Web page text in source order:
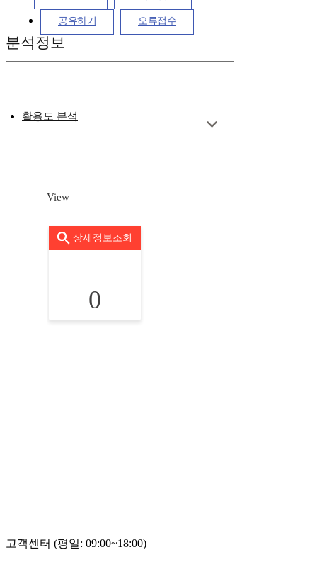
공유하기 오류접수
분석정보
활용도 분석
View
상세정보조회
0
고객센터 (평일: 09:00~18:00)